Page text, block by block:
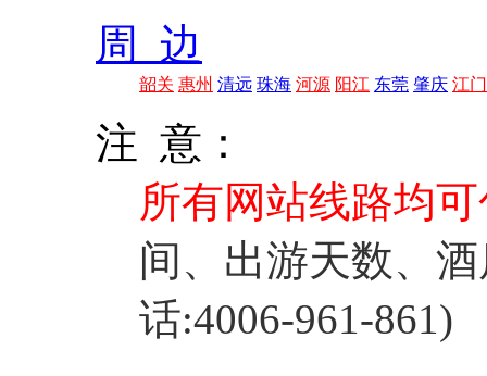
周 边
韶关 惠州 清远 珠海 河源 阳江 东莞 肇庆 江门
注 意：
所有网站线路均
间、出游天数、
话:4006-961-861)